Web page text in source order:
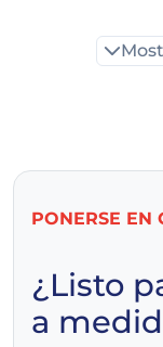
PONERSE EN
¿Listo
a